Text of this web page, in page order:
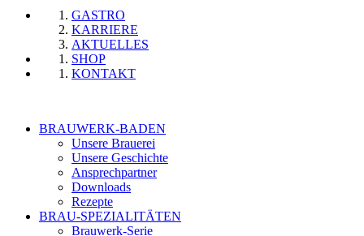
GASTRO
KARRIERE
AKTUELLES
SHOP
KONTAKT
BRAUWERK-BADEN
Unsere Brauerei
Unsere Geschichte
Ansprechpartner
Downloads
Rezepte
BRAU-SPEZIALITÄTEN
Brauwerk-Serie